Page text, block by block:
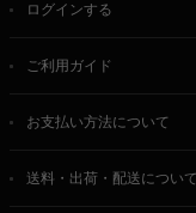
ログインする
ご利用ガイド
お支払い方法について
送料・出荷・配送について